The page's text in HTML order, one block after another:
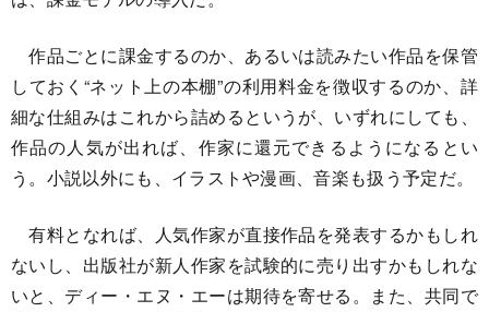
作品ごとに課金するのか、あるいは読みたい作品を保管
しておく“ネット上の本棚”の利用料金を徴収するのか、詳
細な仕組みはこれから詰めるというが、いずれにしても、
作品の人気が出れば、作家に還元できるようになるとい
う。小説以外にも、イラストや漫画、音楽も扱う予定だ。
有料となれば、人気作家が直接作品を発表するかもしれ
ないし、出版社が新人作家を試験的に売り出すかもしれな
いと、ディー・エヌ・エーは期待を寄せる。また、共同で